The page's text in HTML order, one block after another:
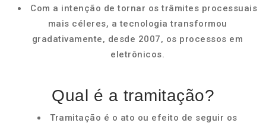
Com a intenção de tornar os trâmites processuais
mais céleres, a tecnologia transformou
gradativamente, desde 2007, os processos em
eletrônicos.
Qual é a tramitação?
Tramitação é o ato ou efeito de seguir os